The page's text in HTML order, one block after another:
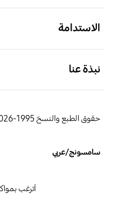
الاستدامة
نبذة عنا
حقوق الطبع والنسخ 1995-2026 سامسونج. جميع الحقوق محفوظة.
سامسونج/عربي
أترغب